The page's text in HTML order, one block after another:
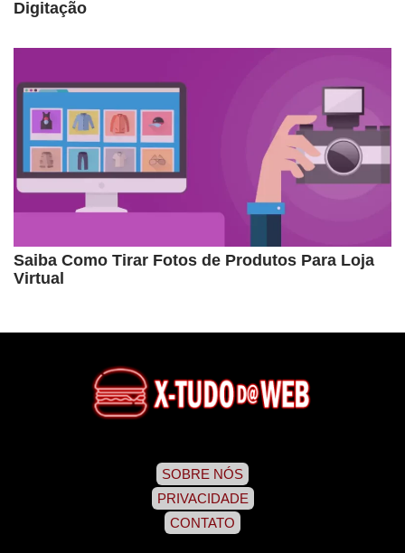
Digitação
Saiba Como Tirar Fotos de Produtos Para Loja
Virtual
SOBRE NÓS
PRIVACIDADE
CONTATO